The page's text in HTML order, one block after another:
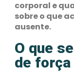
corporal e
sobre o que
ausente.
O que
de força